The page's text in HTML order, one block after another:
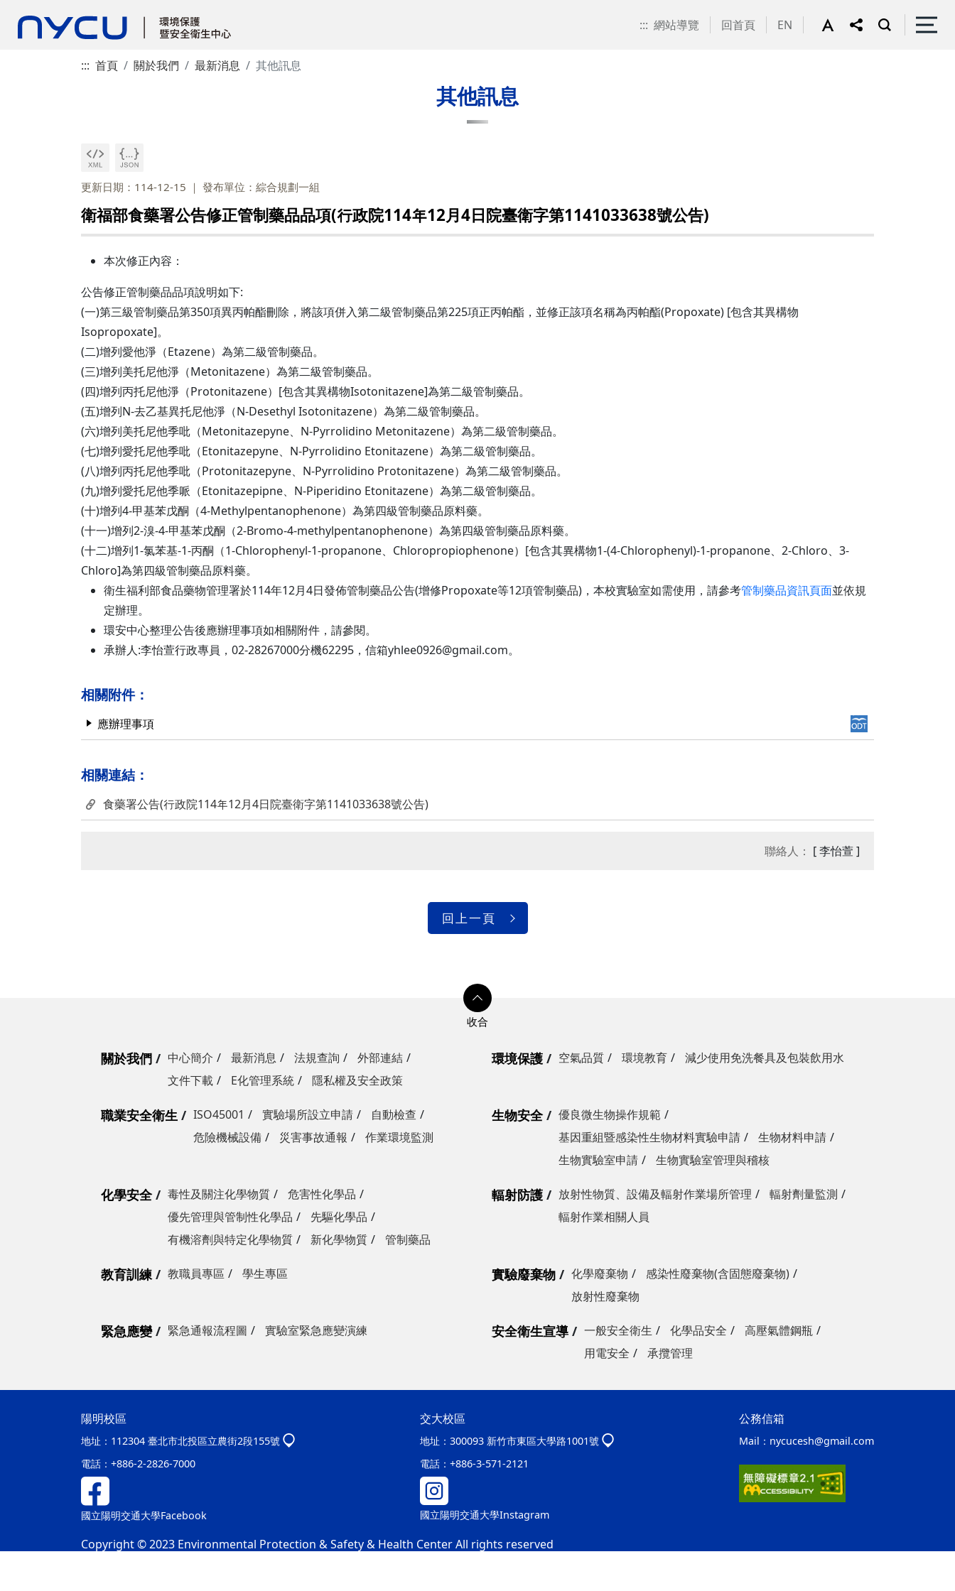
::: 網站導覽 回首頁 EN
::: 首頁 關於我們 最新消息 其他訊息
其他訊息
更新日期：114-12-15 發布單位：綜合規劃一組
衛福部食藥署公告修正管制藥品品項(行政院114年12月4日院臺衛字第1141033638號公告)
本次修正內容：
公告修正管制藥品品項說明如下:
(一)第三級管制藥品第350項異丙帕酯刪除，將該項併入第二級管制藥品第225項正丙帕酯，並修正該項名稱為丙帕酯(Propoxate) [包含其異構物
Isopropoxate]。
(二)增列愛他淨（Etazene）為第二級管制藥品。
(三)增列美托尼他淨（Metonitazene）為第二級管制藥品。
(四)增列丙托尼他淨（Protonitazene）[包含其異構物Isotonitazene]為第二級管制藥品。
(五)增列N-去乙基異托尼他淨（N-Desethyl Isotonitazene）為第二級管制藥品。
(六)增列美托尼他季吡（Metonitazepyne、N-Pyrrolidino Metonitazene）為第二級管制藥品。
(七)增列愛托尼他季吡（Etonitazepyne、N-Pyrrolidino Etonitazene）為第二級管制藥品。
(八)增列丙托尼他季吡（Protonitazepyne、N-Pyrrolidino Protonitazene）為第二級管制藥品。
(九)增列愛托尼他季哌（Etonitazepipne、N-Piperidino Etonitazene）為第二級管制藥品。
(十)增列4-甲基苯戊酮（4-Methylpentanophenone）為第四級管制藥品原料藥。
(十一)增列2-溴-4-甲基苯戊酮（2-Bromo-4-methylpentanophenone）為第四級管制藥品原料藥。
(十二)增列1-氯苯基-1-丙酮（1-Chlorophenyl-1-propanone、Chloropropiophenone）[包含其異構物1-(4-Chlorophenyl)-1-propanone、2-Chloro、3-
Chloro]為第四級管制藥品原料藥。
衛生福利部食品藥物管理署於114年12月4日發佈管制藥品公告(增修Propoxate等12項管制藥品)，本校實驗室如需使用，請參考管制藥品資訊頁面並依規
定辦理。
環安中心整理公告後應辦理事項如相關附件，請參閱。
承辦人:李怡萱行政專員，02-28267000分機62295，信箱yhlee0926@gmail.com。
相關附件：
應辦理事項
相關連結：
食藥署公告(行政院114年12月4日院臺衛字第1141033638號公告)
聯絡人： [ 李怡萱 ]
回上一頁
關於我們 中心簡介 最新消息 法規查詢
外部連結
文件下載
E化管理系統 隱私權及安全政策
環境保護 空氣品質 環境教育 減少使用免洗餐具及包裝飲用水
職業安全衛生 ISO45001 實驗場所設立申請
自動檢查
危險機械設備
災害事故通報 作業環境監測
生物安全
優良微生物操作規範
基因重組暨感染性生物材料實驗申請
生物材料申請
生物實驗室申請
生物實驗室管理與稽核
化學安全 毒性及關注化學物質
危害性化學品
優先管理與管制性化學品
先驅化學品
有機溶劑與特定化學物質
新化學物質 管制藥品
輻射防護 放射性物質、設備及輻射作業場所管理
輻射劑量監測
輻射作業相關人員
教育訓練 教職員專區 學生專區 實驗廢棄物 化學廢棄物
感染性廢棄物(含固態廢棄物)
放射性廢棄物
緊急應變 緊急通報流程圖 實驗室緊急應變演練 安全衛生宣導 一般安全衛生 化學品安全
高壓氣體鋼瓶
用電安全
承攬管理
陽明校區
地址： 112304 臺北市北投區立農街2段155號
電話： +886-2-2826-7000
國立陽明交通大學Facebook
交大校區
地址： 300093 新竹市東區大學路1001號
電話： +886-3-571-2121
國立陽明交通大學Instagram
公務信箱
Mail： nycucesh@gmail.com
Copyright © 2023 Environmental Protection & Safety & Health Center All rights reserved